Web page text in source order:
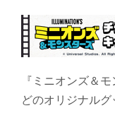
『ミニオンズ＆
どのオリジナルグ